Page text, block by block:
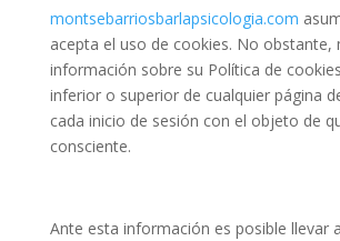
montsebarriosbarlapsicologia.com
acepta el uso de cookies. No obstante,
información sobre su Política de
inferior o superior de cualquier página
cada inicio de sesión con el objeto de
consciente.
Ante esta información es posible llevar